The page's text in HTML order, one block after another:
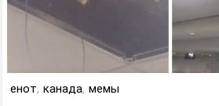
енот, канада, мемы